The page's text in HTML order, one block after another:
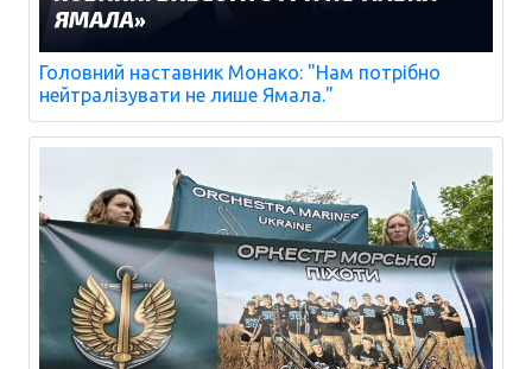
Головний наставник Монако: "Нам потрібно
нейтралізувати не лише Ямала."